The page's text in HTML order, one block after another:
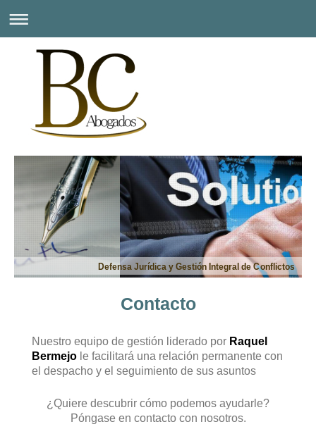
Defensa Jurídica y Gestión Integral de Conflictos
Contacto
Nuestro equipo de gestión liderado por Raquel
Bermejo le facilitará una relación permanente con
el despacho y el seguimiento de sus asuntos
¿Quiere descubrir cómo podemos ayudarle?
Póngase en contacto con nosotros.